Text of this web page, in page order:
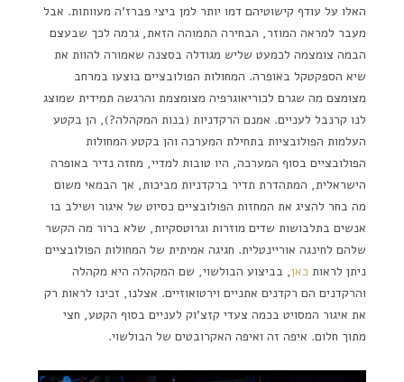
האלו על עודף קישוטיהם דמו יותר למן ביצי פברז'ה מעוותות. אבל
מעבר למראה המוזר, הבחירה התמוהה הזאת, גרמה לכך שבעצם
הבמה צומצמה לכמעט שליש מגודלה בסצנה שאמורה להוות את
שיא הספקטקל באופרה. המחולות הפולובציים בוצעו במרחב
מצומצם מה שגרם לכוריאוגרפיה מצומצמת והרגשה תמידית שמוצג
לנו קרנבל לעניים. אמנם הרקדניות (בנות המקהלה?), הן בקטע
העלמות הפולובציות בתחילת המערכה והן בקטע המחולות
הפולובציים בסוף המערכה, היו טובות למדיי, מחזה נדיר באופרה
הישראלית, המתהדרת תדיר ברקדניות מביכות, אך הבמאי משום
מה בחר להציג את המחזות הפולובציים כסיוט של איגור ושילב בו
אנשים בתלבושות שדים מוזרות וגרוטסקיות, שלא ברור מה הקשר
שלהם לחינגה אוריינטלית. חגיגה אמיתית של המחולות הפולובציים
ניתן לראות כאן, בביצוע הבולשוי, שם המקהלה היא מקהלה
והרקדנים הם רקדנים אתניים וירטואוזיים. אצלנו, זכינו לראות רק
את איגור המסויט בכמה צעדי קזצ'וק לעניים בסוף הקטע, חצי
מתוך חלום. איפה זה ואיפה האקרובטים של הבולשוי.